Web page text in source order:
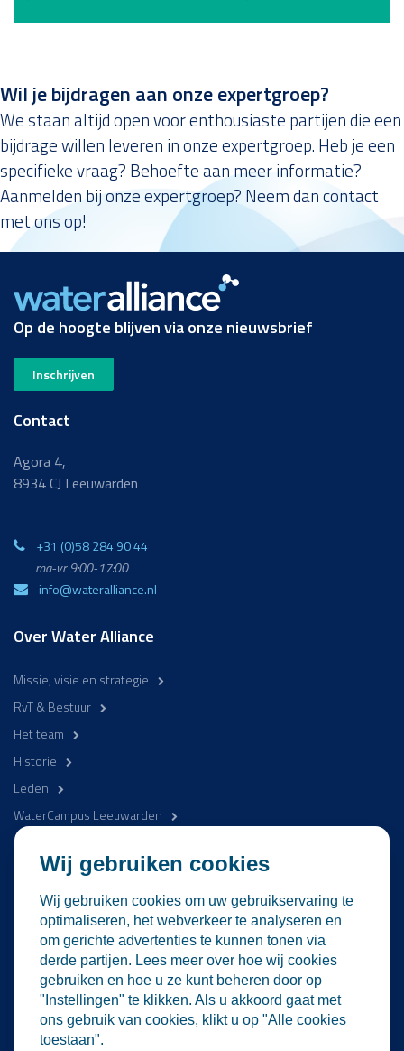
Wil je bijdragen aan onze expertgroep?
We staan altijd open voor enthousiaste partijen die een
bijdrage willen leveren in onze expertgroep. Heb je een
specifieke vraag? Behoefte aan meer informatie?
Aanmelden bij onze expertgroep? Neem dan contact
met ons op!
Op de hoogte blijven via onze nieuwsbrief
Inschrijven
Contact
Agora 4,
8934 CJ Leeuwarden
+31 (0)58 284 90 44
ma-vr 9:00-17:00
info@wateralliance.nl
Over Water Alliance
Missie, visie en strategie
RvT & Bestuur
Het team
Historie
Leden
WaterCampus Leeuwarden
Word betrokken
WaterProof Magazine
Nieuws
Activiteiten
Contact
Vacatures
Lid worden
Wij gebruiken cookies
Wij gebruiken cookies om uw gebruikservaring te
optimaliseren, het webverkeer te analyseren en
om gerichte advertenties te kunnen tonen via
derde partijen. Lees meer over hoe wij cookies
gebruiken en hoe u ze kunt beheren door op
"Instellingen" te klikken. Als u akkoord gaat met
ons gebruik van cookies, klikt u op "Alle cookies
toestaan".